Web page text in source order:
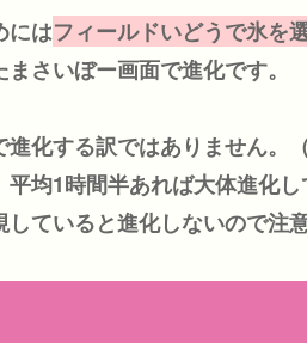
にはフィールドいどうで氷を
さいぼー画面で進化です。
化する訳ではありません。
均1時間半あれば大体進化し
ていると進化しないので注